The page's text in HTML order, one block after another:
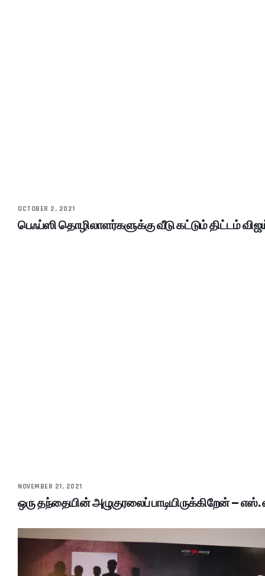
OCTOBER 2, 2021
பெஃப்ஸி தொழிலாளர்களுக்கு வீடு கட்டும் திட்டம் விஜய்
NOVEMBER 21, 2021
ஒரு தந்தையின் அழுகுரலைப் பாடியிருக்கிறேன் – எஸ்.